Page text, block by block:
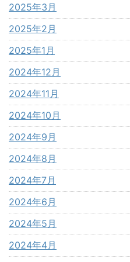
2025年3月
2025年2月
2025年1月
2024年12月
2024年11月
2024年10月
2024年9月
2024年8月
2024年7月
2024年6月
2024年5月
2024年4月